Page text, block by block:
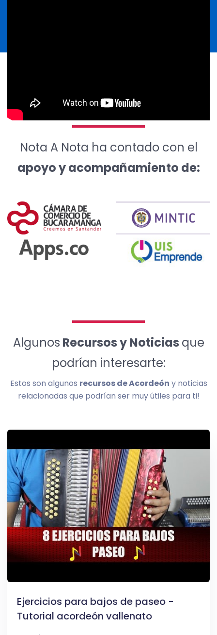
Nota A Nota ha contado con el
apoyo y acompañamiento de:
Algunos Recursos y Noticias que
podrían interesarte:
Estos son algunos recursos de Acordeón y noticias
relacionadas que podrían ser muy útiles para ti!
Ejercicios para bajos de paseo -
Tutorial acordeón vallenato